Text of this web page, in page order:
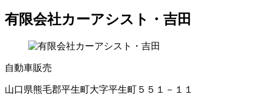
有限会社カーアシスト・吉田
自動車販売
山口県熊毛郡平生町大字平生町５５１－１１